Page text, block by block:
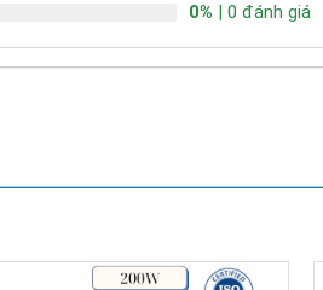
0% | 0 đánh giá